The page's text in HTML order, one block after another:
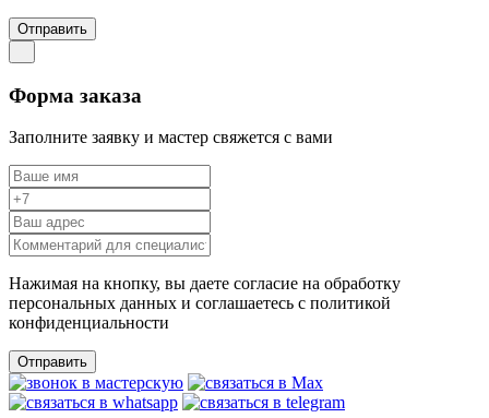
Отправить
Форма заказа
Заполните заявку и мастер свяжется с вами
Нажимая на кнопку, вы даете согласие на обработку
персональных данных и соглашаетесь c политикой
конфиденциальности
Отправить